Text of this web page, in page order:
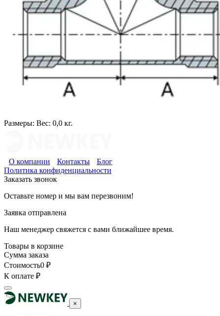
Размеры: Вес: 0,0 кг.
О компании Контакты
Блог
Политика конфиденциальности
Заказать звонок
Оставьте номер и мы вам перезвоним!
Заявка отправлена
Наш менеджер свяжется с вами ближайшее время.
Товары в корзине
Сумма заказа
Стоимость0 ₽
К оплате ₽
×